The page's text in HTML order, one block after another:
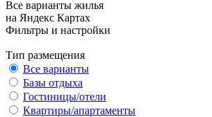
Все варианты жилья
на Яндекс Картах
Фильтры и настройки
Тип размещения
Все варианты
Базы отдыха
Гостиницы/отели
Квартиры/апартаменты